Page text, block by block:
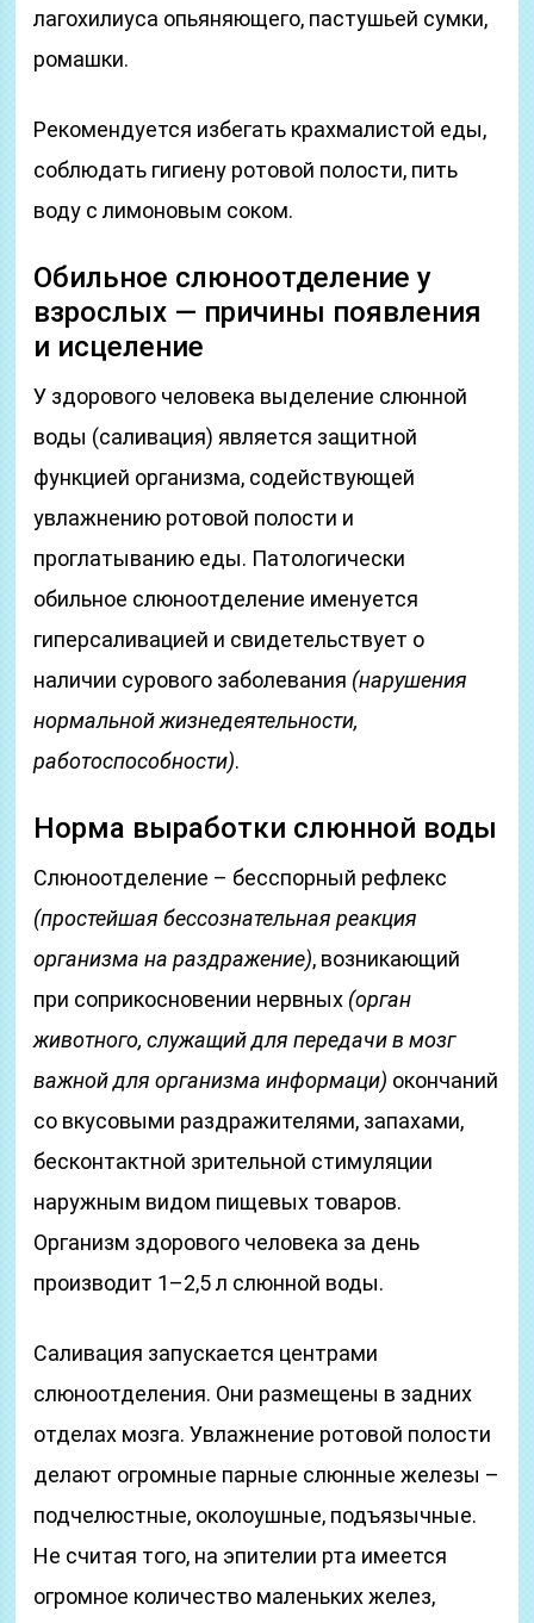
лагохилиуса опьяняющего, пастушьей сумки,
ромашки.
Рекомендуется избегать крахмалистой еды,
соблюдать гигиену ротовой полости, пить
воду с лимоновым соком.
Обильное слюноотделение у
взрослых — причины появления
и исцеление
У здорового человека выделение слюнной
воды (саливация) является защитной
функцией организма, содействующей
увлажнению ротовой полости и
проглатыванию еды. Патологически
обильное слюноотделение именуется
гиперсаливацией и свидетельствует о
наличии сурового заболевания (нарушения
нормальной жизнедеятельности,
работоспособности).
Норма выработки слюнной воды
Слюноотделение – бесспорный рефлекс
(простейшая бессознательная реакция
организма на раздражение), возникающий
при соприкосновении нервных (орган
животного, служащий для передачи в мозг
важной для организма информаци) окончаний
со вкусовыми раздражителями, запахами,
бесконтактной зрительной стимуляции
наружным видом пищевых товаров.
Организм здорового человека за день
производит 1–2,5 л слюнной воды.
Саливация запускается центрами
слюноотделения. Они размещены в задних
отделах мозга. Увлажнение ротовой полости
делают огромные парные слюнные железы –
подчелюстные, околоушные, подъязычные.
Не считая того, на эпителии рта имеется
огромное количество маленьких желез,